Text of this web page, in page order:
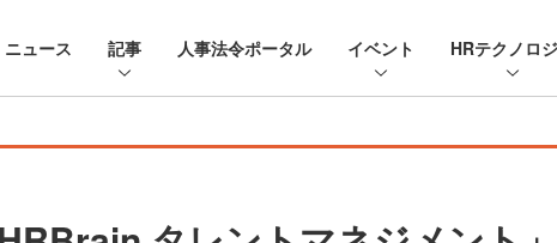
ニュース 記事 人事法令ポータル イベント HRテクノロ